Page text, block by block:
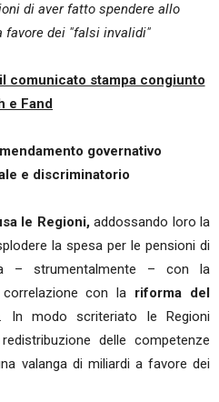
di aver fatto spendere allo
favore dei "falsi invalidi"
comunicato stampa congiunto
e Fand
governativo
e discriminatorio
le Regioni,addossando loro la
la spesa per le pensioni di
– strumentalmente – con la
con la riforma del
In modo scriteriato le Regioni
delle competenze
valanga di miliardi a favore dei